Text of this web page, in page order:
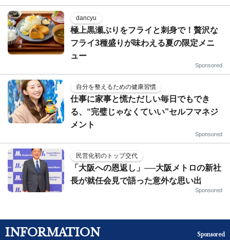
dancyu
極上黒瀬ぶりをフライと刺身で！贅沢な
フライ3種盛りが味わえる夏の限定メニ
ュー
Sponsored
自分を整えるための健康習慣
仕事に家事と慌ただしい毎日でもでき
る、“完璧じゃなくていい”セルフマネジ
メント
Sponsored
民営化初のトップ交代
「大阪への恩返し」──大阪メトロの新社
長が就任会見で語った意外な思い出
Sponsored
INFORMATION Sponsored